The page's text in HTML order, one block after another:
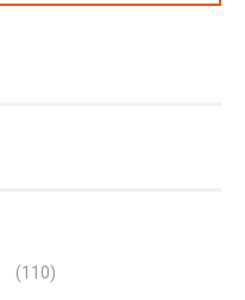
(110)